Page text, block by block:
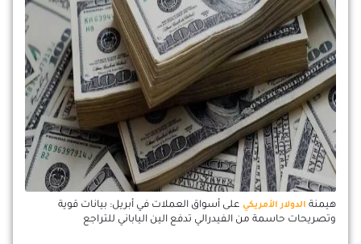
هيمنة الدولار الأمريكي على أسواق العملات في أبريل: بيانات قوية
وتصريحات حاسمة من الفيدرالي تدفع الين الياباني للتراجع